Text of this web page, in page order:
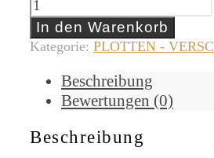
In den Warenkorb
Kategorie: PLOTTEN -
Beschreibung
Bewertungen (0)
Beschreibung